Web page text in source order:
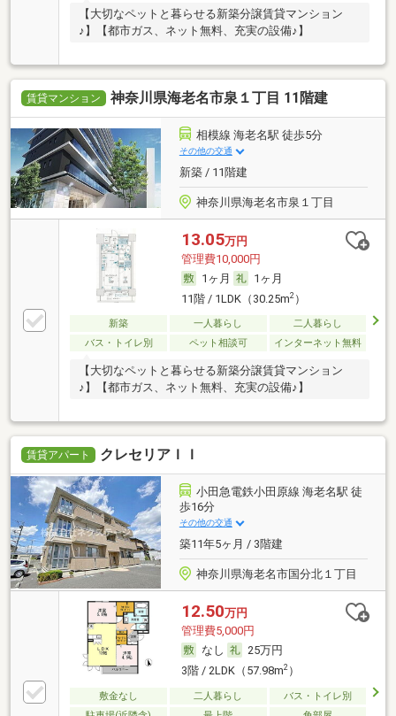
【大切なペットと暮らせる新築分譲賃貸マンション
♪】【都市ガス、ネット無料、充実の設備♪】
賃貸マンション 神奈川県海老名市泉１丁目 11階建
相模線 海老名駅 徒歩5分
その他の交通
新築 / 11階建
神奈川県海老名市泉１丁目
13.05万円
管理費10,000円
1ヶ月
1ヶ月
11階 / 1LDK（30.25m2）
新築 一人暮らし
二人暮らし
バス・トイレ別
ペット相談可 インターネット無料
【大切なペットと暮らせる新築分譲賃貸マンション
♪】【都市ガス、ネット無料、充実の設備♪】
賃貸アパート クレセリアＩＩ
小田急電鉄小田原線 海老名駅 徒
歩16分
その他の交通
築11年5ヶ月 / 3階建
神奈川県海老名市国分北１丁目
12.50万円
管理費5,000円
なし
25万円
3階 / 2LDK（57.98m2）
敷金なし 二人暮らし
バス・トイレ別